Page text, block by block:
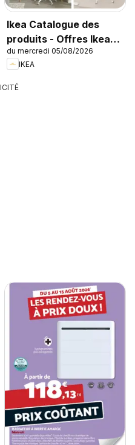
Ikea Catalogue des
produits - Offres Ikea
Family
du mercredi 05/08/2026
IKEA